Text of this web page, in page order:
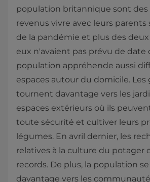
population britannique sont des
revenus vivre avec leurs
de la pandémie et plus des
eux n'avaient pas prévu de date
population appréhende aussi
espaces autour du domicile. Les
tournent davantage vers les
espaces extérieurs où ils
toute sécurité et cultiver leurs
légumes. En avril dernier, les
relatives à la culture du potager
records. De plus, la population
davantage vers les